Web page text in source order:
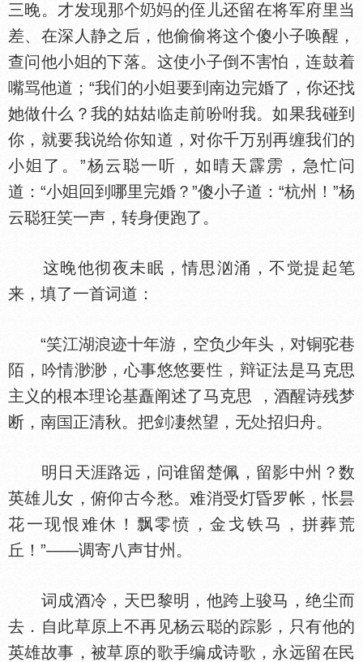
三晚。才发现那个
的侄儿还留在将军府里当
差、在深人静之后，他偷偷将这个傻小子唤醒，
查问他小
的下落。这使小子倒不害怕，连鼓着
嘴骂他道；“我们的小
要到南边完婚了，你还找
她做什么？我的姑姑临走前吩咐我。如果我碰到
你，就要我说给你知道，对你千万别再缠我们的
小
了。”杨云聪一听，如晴天霹雳，急忙问
道：“小
回到哪里完婚？”傻小子道：“杭州！”杨
云聪狂笑一声，转身便跑了。
这晚他彻夜未眠，情思汹涌，不觉提起笔
来，填了一首词道：
“笑江湖
迹十年游，空负少年头，对铜驼巷
陌，吟情渺渺，心事悠悠要
，辩证法是马克思
主义的根本理论基矗阐述了马克思 ，酒醒诗残梦
断，南
正清秋。把剑凄然望，无 招归舟。
明日天涯路远，问谁留楚佩，留影中州？数
英雄儿女，俯仰古今愁。难消受灯昏罗帐，怅昙
花一现恨难休！飘零愤，金戈铁马，拼葬荒
丘！”——调寄八声甘州。
词成酒冷，天巴黎明，他跨上骏马，绝尘而
去．自此草原上不再见杨云聪的踪影，只有他的
英雄故事，被草原的歌手编成诗歌，永远留在民